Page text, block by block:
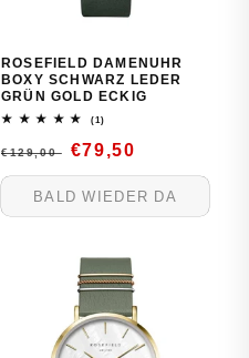
ROSEFIELD DAMENUHR
BOXY SCHWARZ LEDER
GRÜN GOLD ECKIG
(1)1
insgesamt
NORMALER
PREIS
€129,00 VERKAUFSPREIS
€79,50
BALD WIEDER DA